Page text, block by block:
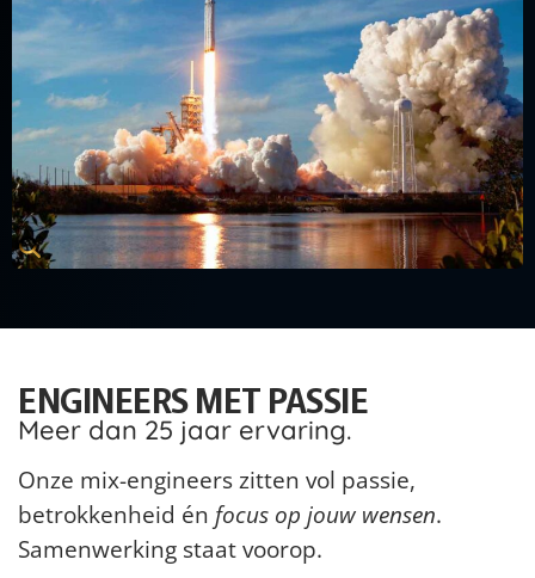
ENGINEERS MET PASSIE
Meer dan 25 jaar ervaring.
Onze mix-engineers zitten vol passie,
betrokkenheid én focus op jouw wensen.
Samenwerking staat voorop.